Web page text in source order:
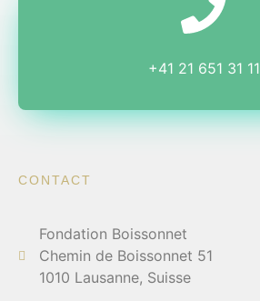
+41 21 651 31 11
CONTACT
Fondation Boissonnet
Chemin de Boissonnet 51
1010 Lausanne, Suisse